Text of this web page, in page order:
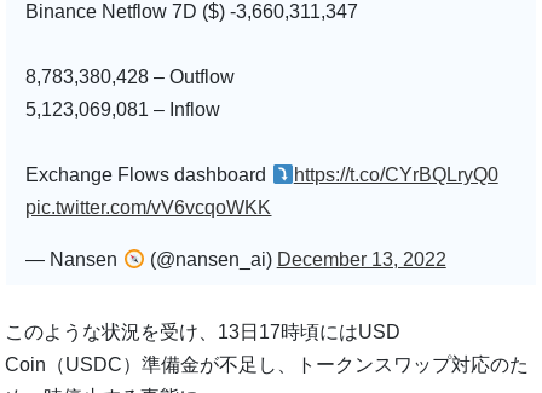
Binance Netflow 7D ($) -3,660,311,347
8,783,380,428 – Outflow
5,123,069,081 – Inflow
Exchange Flows dashboard
https://t.co/CYrBQLryQ0
pic.twitter.com/vV6vcqoWKK
— Nansen (@nansen_ai) December 13, 2022
このような状況を受け、13日17時頃にはUSD
Coin（USDC）準備金が不足し、トークンスワップ対応のた